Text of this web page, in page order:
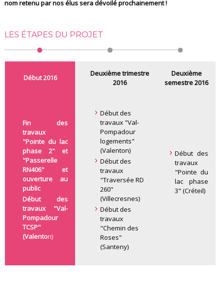
nom retenu par nos élus sera dévoilé prochainement !
LES ÉTAPES DU PROJET
Début 2016
Deuxième trimestre
2016
Deuxième
semestre 2016
Fin des
travaux
"Pointe du lac
phase 2" et
"Passerelle
RN406" et
ouverture au
public
Début des
travaux "Val-
Pompadour
TCSP"
(Valenton)
Début des
travaux "Val-
Pompadour
logements"
(Valenton)
Début des
travaux
"Traversée RD
260"
(Villecresnes)
Début des
travaux
"Chemin des
Roses"
(Santeny)
Début des
travaux
"Pointe du
lac phase
3" (Créteil)